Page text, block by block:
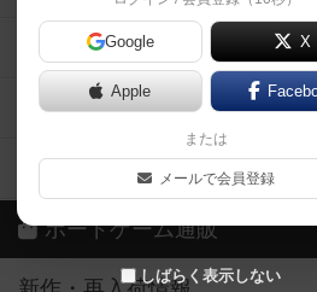
Google X
Apple
または
メールで会員登録
しばらく表示しない
ボドとも・会員一覧
ボードゲーム業界コラム
ボドゲーマご利用案内
ボードゲーム通販